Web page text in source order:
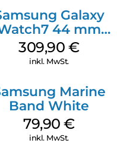
Galaxy
44 mm
Green
309,90€
inkl. MwSt.
Marine
Band White
79,90€
inkl. MwSt.